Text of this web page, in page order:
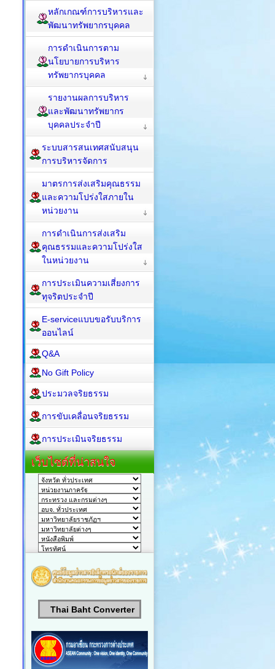
หลักเกณฑ์การบริหารและ
พัฒนาทรัพยากรบุคคล
การดำเนินการตาม
นโยบายการบริหาร
ทรัพยากรบุคคล
รายงานผลการบริหาร
และพัฒนาทรัพยากร
บุคคลประจำปี
ระบบสารสนเทศสนับสนุน
การบริหารจัดการ
มาตรการส่งเสริมคุณธรรม
และความโปร่งใสภายใน
หน่วยงาน
การดำเนินการส่งเสริม
คุณธรรมและความโปร่งใส
ในหน่วยงาน
การประเมินความเสี่ยงการ
ทุจริตประจำปี
E-serviceแบบขอรับบริการ
ออนไลน์
Q&A
No Gift Policy
ประมวลจริยธรรม
การขับเคลื่อนจริยธรรม
การประเมินจริยธรรม
เว็บไซต์ที่น่าสนใจ
Thai Baht Converter